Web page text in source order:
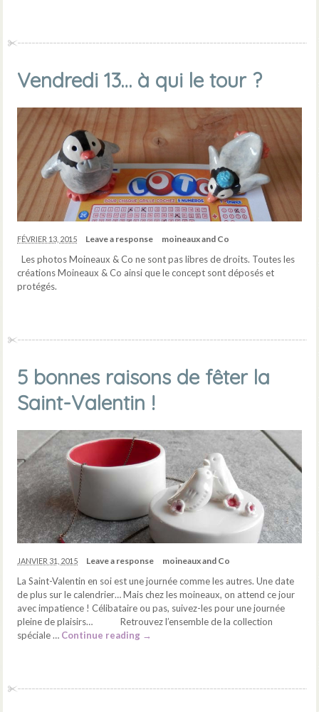
Vendredi 13… à qui le tour ?
FÉVRIER 13, 2015 Leave a response moineaux and Co
Les photos Moineaux & Co ne sont pas libres de droits. Toutes les
créations Moineaux & Co ainsi que le concept sont déposés et
protégés.
5 bonnes raisons de fêter la
Saint-Valentin !
JANVIER 31, 2015 Leave a response moineaux and Co
La Saint-Valentin en soi est une journée comme les autres. Une date
de plus sur le calendrier… Mais chez les moineaux, on attend ce jour
avec impatience ! Célibataire ou pas, suivez-les pour une journée
pleine de plaisirs… Retrouvez l’ensemble de la collection
spéciale … Continue reading →